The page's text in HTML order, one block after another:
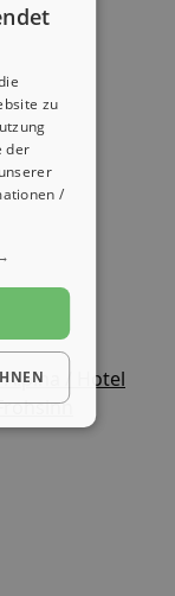
/ Hotel
zu
der
/